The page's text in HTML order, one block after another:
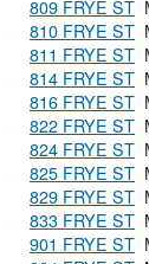
809 FRYE ST
810 FRYE ST
811 FRYE ST
814 FRYE ST
816 FRYE ST
822 FRYE ST
824 FRYE ST
825 FRYE ST
829 FRYE ST
833 FRYE ST
901 FRYE ST